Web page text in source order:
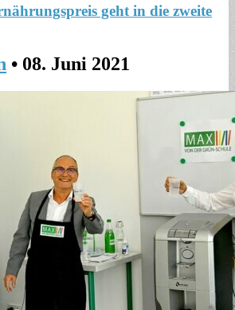
geht in die zweite
• 08. Juni 2021